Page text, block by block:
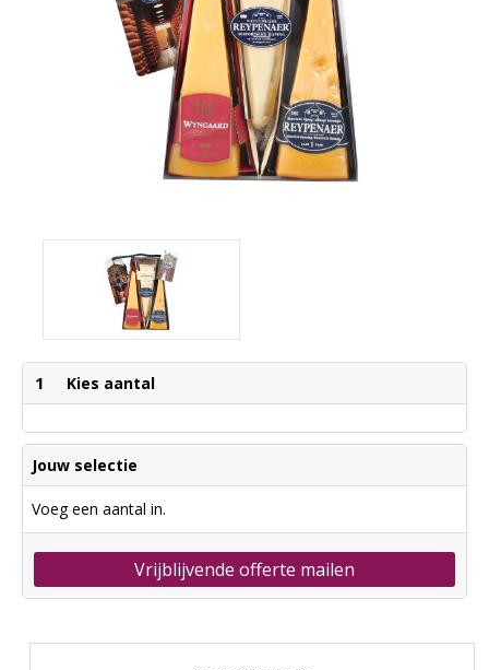
1 Kies aantal
Jouw selectie
Voeg een aantal in.
Vrijblijvende offerte mailen